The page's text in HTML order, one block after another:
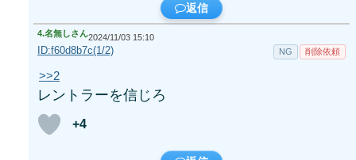
返信
4.名無しさん2024/11/03 15:10
ID:f60d8b7c(1/2) NG 削除依頼
>>2
レントラーを信じろ
+4